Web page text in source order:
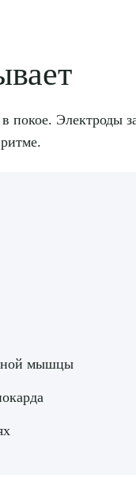
Электроды
мышцы